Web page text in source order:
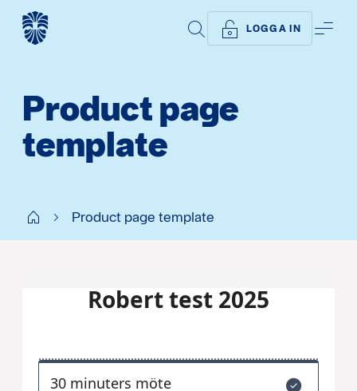
SÖK LOGGA IN
Product page
template
Start Product page template